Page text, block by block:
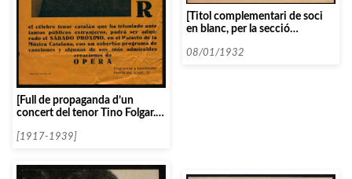
[Full de propaganda d’un
concert del tenor Tino Folgar.
l’acompanya]
[1917-1939]
[Titol complementari de soci
en blanc, per la secció
08/01/1932